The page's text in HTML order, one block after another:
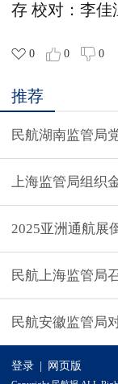
存 校对：李佳
0 0 0
推荐
民航湖南监管局
上海监管局组织
2025亚洲通航展
民航上海监管局
民航安徽监管局
登录 网页版